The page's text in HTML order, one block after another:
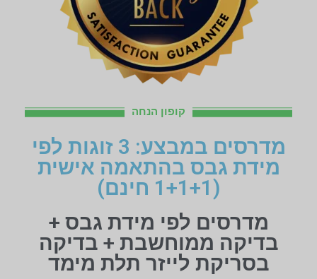
קופון הנחה
מדרסים במבצע: 3 זוגות לפי
מידת גבס בהתאמה אישית
(1+1+1 חינם)
מדרסים לפי מידת גבס +
בדיקה ממוחשבת + בדיקה
בסריקת לייזר תלת מימד